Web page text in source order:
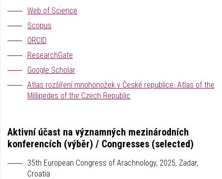
Web of Science
Scopus
ORCID
ResearchGate
Google Scholar
Atlas rozšíření mnohonožek v České republice. Atlas of the
Millipedes of the Czech Republic
Aktivní účast na významných mezinárodních
konferencích (výběr) / Congresses (selected)
35th European Congress of Arachnology, 2025, Zadar,
Croatia